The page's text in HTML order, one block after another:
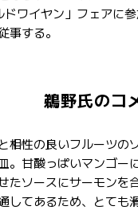
ワイヤン」フェアに
事する。
鵜野氏のコ
相性の良いフルーツ
。甘酸っぱいマンゴー
たソースにサーモンを
してあるため、とても